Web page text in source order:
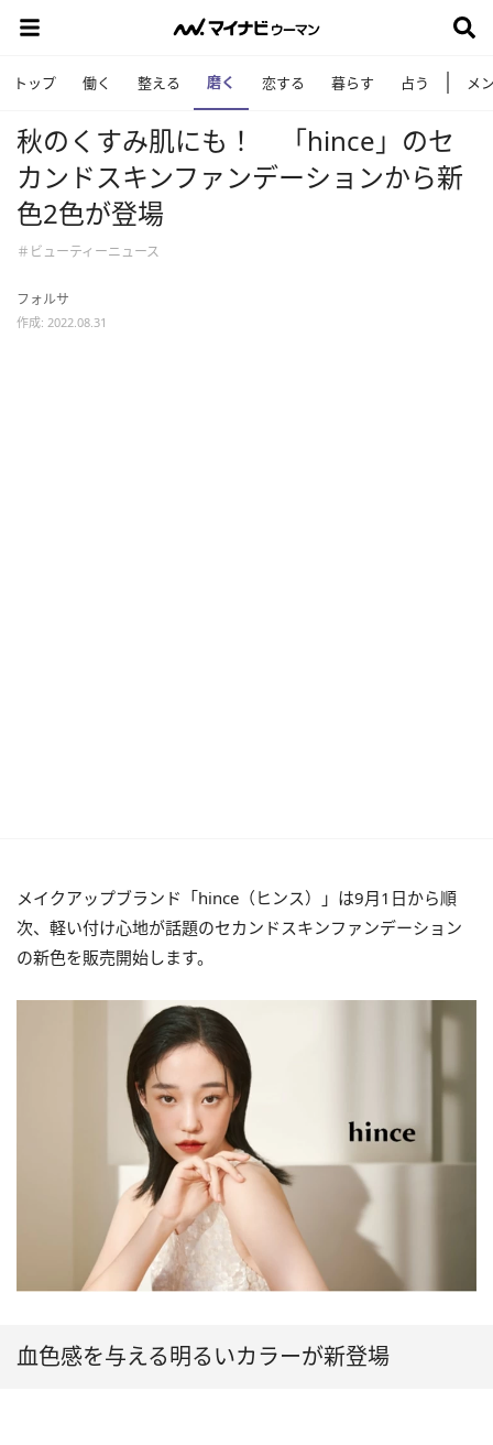
トップ 働く 整える 磨く 恋する 暮らす 占う メ
秋のくすみ肌にも！ 「hince」のセ
カンドスキンファンデーションから新
色2色が登場
＃ビューティーニュース
フォルサ
作成: 2022.08.31
メイクアップブランド「hince（ヒンス）」は9月1日から順
次、軽い付け心地が話題のセカンドスキンファンデーション
の新色を販売開始します。
血色感を与える明るいカラーが新登場